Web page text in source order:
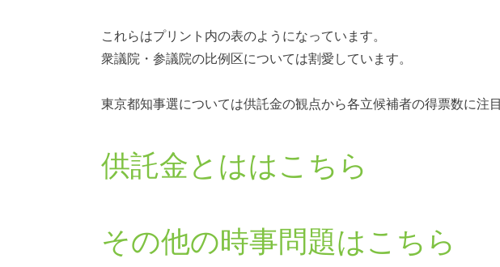
これらはプリント内の表のようになっています。
衆議院・参議院の比例区については割愛しています。
東京都知事選については供託金の観点から各立候補者の得票数に注
供託金とははこちら
その他の時事問題はこちら